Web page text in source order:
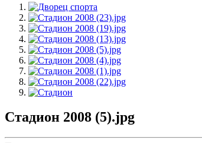
Стадион 2008 (5).jpg